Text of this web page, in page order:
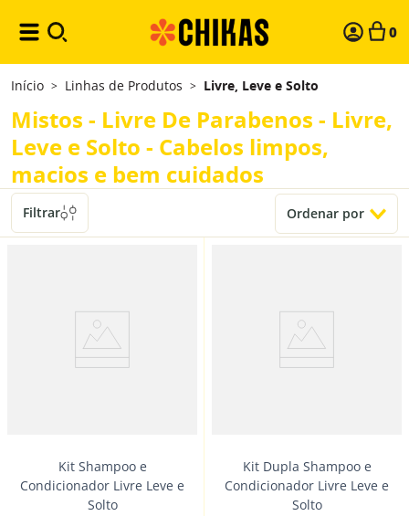
0
Início > Linhas de Produtos > Livre, Leve e Solto
Mistos - Livre De Parabenos - Livre,
Leve e Solto - Cabelos limpos,
macios e bem cuidados
Filtrar Ordenar por
Kit Shampoo e
Condicionador Livre Leve e
Solto
Kit Dupla Shampoo e
Condicionador Livre Leve e
Solto